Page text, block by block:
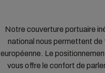
Notre couverture portuaire
national nous permettent de
européenne. Le
vous offre le confort de